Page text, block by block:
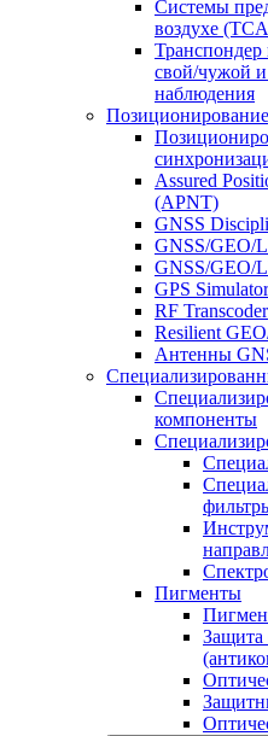
Системы
воздухе
Транспондер
свой/чужой
наблюдения
Assured
(APNT)
GNSS
GNSS/GEO/
GNSS/GEO/
GPS Simulator
RF Transcoder
Resilient
Антенны
компоненты
Пигменты
Защита